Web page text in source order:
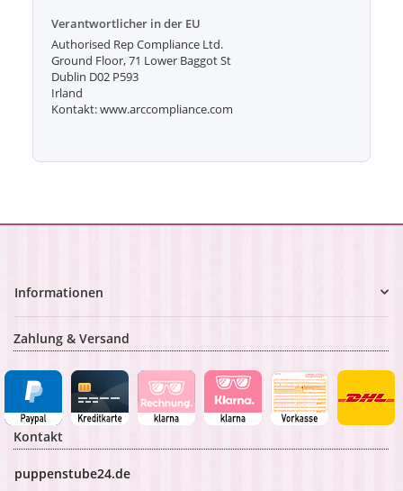
Verantwortlicher in der EU
Authorised Rep Compliance Ltd.
Ground Floor, 71 Lower Baggot St
Dublin D02 P593
Irland
Kontakt: www.arccompliance.com
Informationen
Zahlung & Versand
Kontakt
puppenstube24.de